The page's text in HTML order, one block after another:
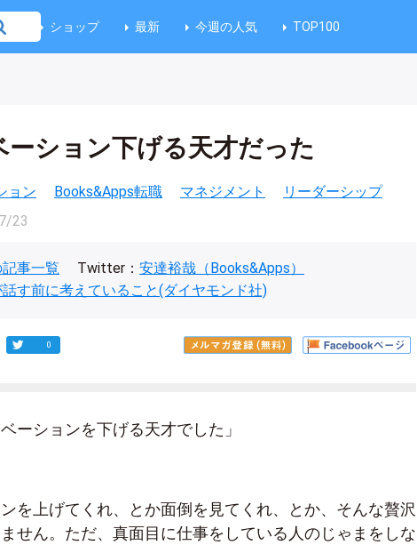
ショップ 最新 今週の人気 TOP100
ーション下げる天才だった
ョン Books&Apps転職 マネジメント
リーダーシップ
23
事一覧 Twitter： 安達裕哉（Books&Apps）
す前に考えていること(ダイヤモンド社)
0
ーションを下げる天才でした」
ンを上げてくれ、とか面倒を見てくれ、とか、そんな贅沢
せん。ただ、真面目に仕事をしている人のじゃまをしな